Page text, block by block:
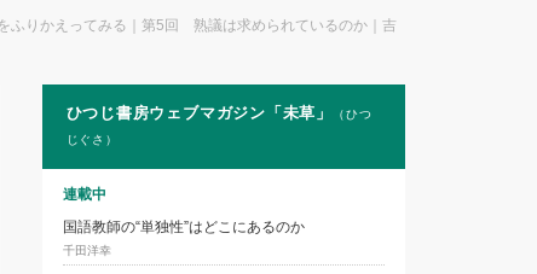
ふりかえってみる｜第5回 熟議は求められているのか｜吉
ひつじ書房ウェブマガジン「未草」
（ひつ
じぐさ）
連載中
国語教師の“単独性”はどこにあるのか
千田洋幸